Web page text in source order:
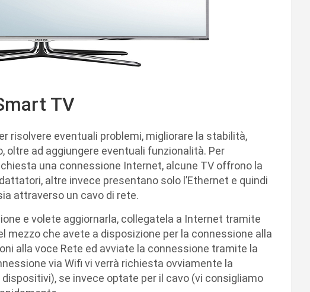
TV
risolvere eventuali problemi, migliorare la stabilità,
ad aggiungere eventuali funzionalità. Per
una connessione Internet, alcune TV offrono la
altre invece presentano solo l’Ethernet e quindi
attraverso un cavo di rete.
e volete aggiornarla, collegatela a Internet tramite
mezzo che avete a disposizione per la connessione alla
alla voce Rete ed avviate la connessione tramite la
via Wifi vi verrà richiesta ovviamente la
se invece optate per il cavo (vi consigliamo